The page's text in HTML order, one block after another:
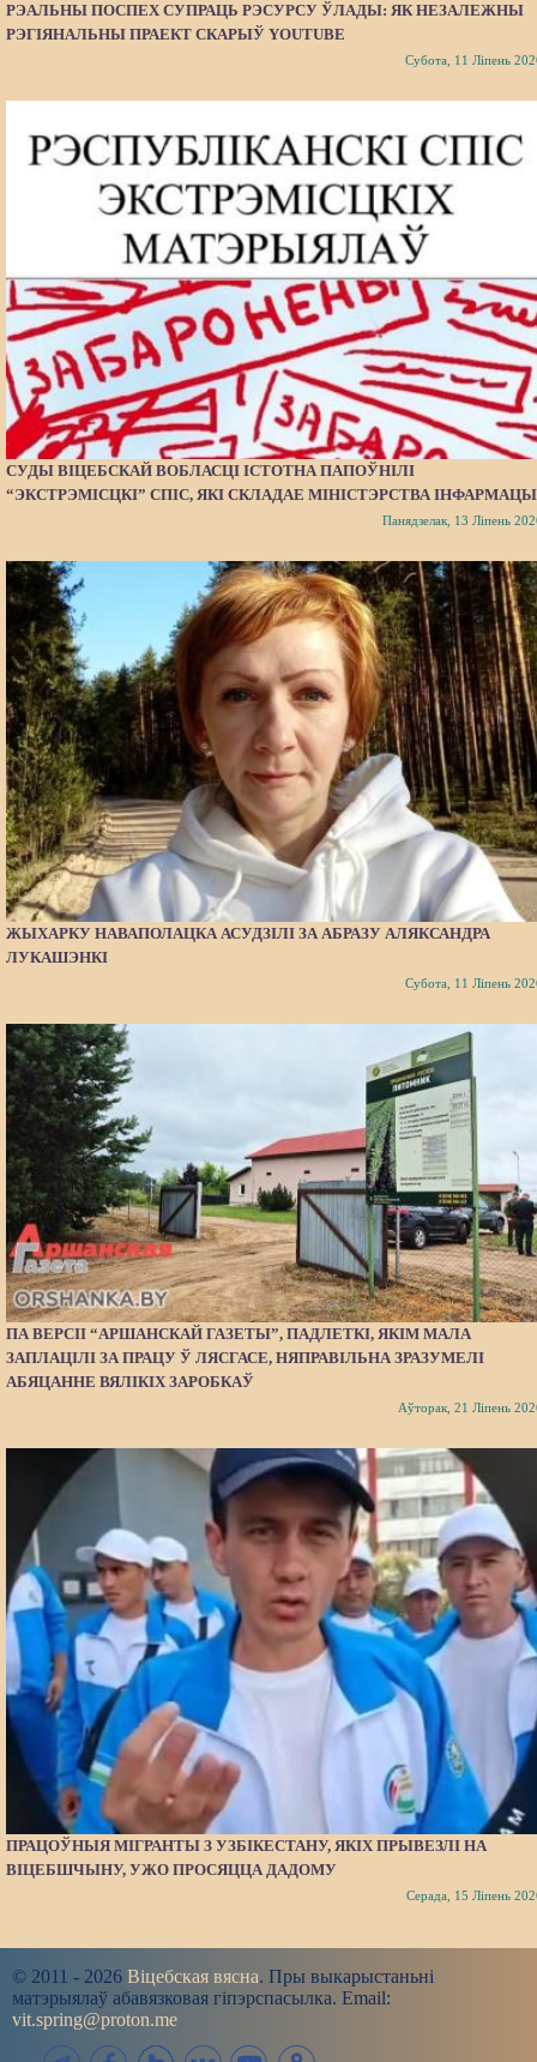
РЭАЛЬНЫ ПОСПЕХ СУПРАЦЬ РЭСУРСУ ЎЛАДЫ: ЯК НЕЗАЛЕЖНЫ
РЭГІЯНАЛЬНЫ ПРАЕКТ СКАРЫЎ YOUTUBE
Субота, 11 Ліпень
СУДЫ ВІЦЕБСКАЙ ВОБЛАСЦІ ІСТОТНА ПАПОЎНІЛІ
“ЭКСТРЭМІСЦКІ” СПІС, ЯКІ СКЛАДАЕ МІНІСТЭРСТВА
Панядзелак, 13 Ліпень
ЖЫХАРКУ НАВАПОЛАЦКА АСУДЗІЛІ ЗА АБРАЗУ АЛЯКСАНДРА
ЛУКАШЭНКІ
Субота, 11 Ліпень
ПА ВЕРСІІ “АРШАНСКАЙ ГАЗЕТЫ”, ПАДЛЕТКІ, ЯКІМ МАЛА
ЗАПЛАЦІЛІ ЗА ПРАЦУ Ў ЛЯСГАСЕ, НЯПРАВІЛЬНА ЗРАЗУМЕЛІ
АБЯЦАННЕ ВЯЛІКІХ ЗАРОБКАЎ
Аўторак, 21 Ліпень
ПРАЦОЎНЫЯ МІГРАНТЫ З УЗБІКЕСТАНУ, ЯКІХ ПРЫВЕЗЛІ НА
ВІЦЕБШЧЫНУ, УЖО ПРОСЯЦЦА ДАДОМУ
Серада, 15 Ліпень
© 2011 - 2026 Віцебская вясна. Пры выкарыстаньні
матэрыялаў абавязковая гіпэрспасылка. Email:
vit.spring@proton.me